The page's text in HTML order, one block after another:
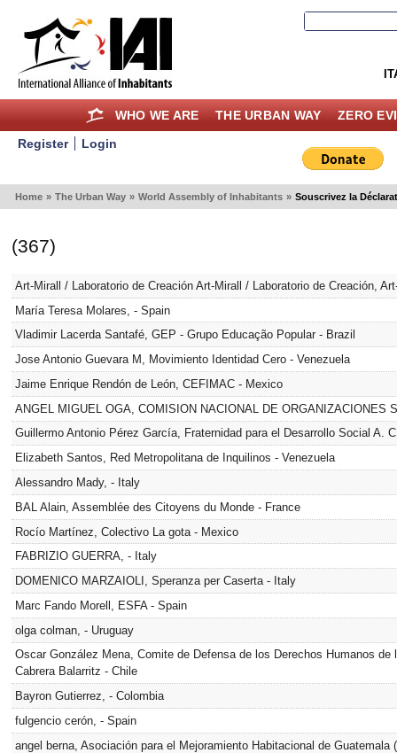
WHO WE ARE THE URBAN WAY ZERO
Register Login
Home » The Urban Way » World Assembly of Inhabitants » Souscrivez la
(367)
Art-Mirall / Laboratorio de Creación Art-Mirall / Laboratorio de Creación,
María Teresa Molares, - Spain
Vladimir Lacerda Santafé, GEP - Grupo Educação Popular - Brazil
Jose Antonio Guevara M, Movimiento Identidad Cero - Venezuela
Jaime Enrique Rendón de León, CEFIMAC - Mexico
ANGEL MIGUEL OGA, COMISION NACIONAL DE ORGANIZACIONES
Guillermo Antonio Pérez García, Fraternidad para el Desarrollo Social A.
Elizabeth Santos, Red Metropolitana de Inquilinos - Venezuela
Alessandro Mady, - Italy
BAL Alain, Assemblée des Citoyens du Monde - France
Rocío Martínez, Colectivo La gota - Mexico
FABRIZIO GUERRA, - Italy
DOMENICO MARZAIOLI, Speranza per Caserta - Italy
Marc Fando Morell, ESFA - Spain
olga colman, - Uruguay
Oscar González Mena, Comite de Defensa de los Derechos Humanos
Cabrera Balarritz - Chile
Bayron Gutierrez, - Colombia
fulgencio cerón, - Spain
angel berna, Asociación para el Mejoramiento Habitacional de Guatemala